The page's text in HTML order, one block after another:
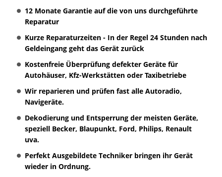
12 Monate Garantie auf die von uns durchgeführte
Reparatur
Kurze Reparaturzeiten - In der Regel 24 Stunden nach
Geldeingang geht das Gerät zurück
Kostenfreie Überprüfung defekter Geräte für
Autohäuser, Kfz-Werkstätten oder Taxibetriebe
Wir reparieren und prüfen fast alle Autoradio,
Navigeräte.
Dekodierung und Entsperrung der meisten Geräte,
speziell Becker, Blaupunkt, Ford, Philips, Renault
uva.
Perfekt Ausgebildete Techniker bringen ihr Gerät
wieder in Ordnung.